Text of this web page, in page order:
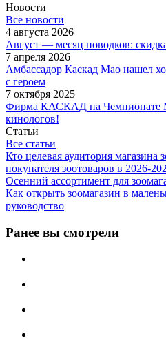
Новости
Все новости
4 августа 2026
Август — месяц поводков:
7 апреля 2026
Амбассадор Каскад Мао нашел
с героем
7 октября 2025
Фирма КАСКАД на Чемпионате
кинологов!
Статьи
Все статьи
Кто целевая аудитория магазина
покупателя зоотоваров в 2026-
Осенний ассортимент для
Как открыть зоомагазин в
руководство
Ранее вы смотрели